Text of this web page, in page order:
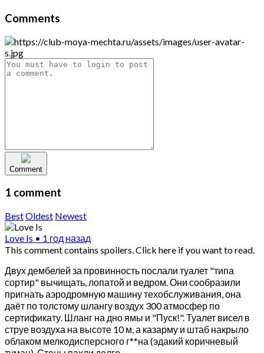
Comments
Comment
1 comment
BestOldest Newest
Love Is • 1 год назад
This comment contains spoilers.Click here if you want to read.
Двух дембелей за провинность послали туалет "типа
сортир" вычищать, лопатой и ведром. Они сообразили
пригнать аэродромную машину техобслуживания, она
даёт по толстому шлангу воздух 300 атмосфер по
сертификату. Шланг на дно ямы и "Пуск!". Туалет висел в
струе воздуха на высоте 10 м, а казарму и штаб накрыло
облаком мелкодисперсного г**на (эдакий коричневый